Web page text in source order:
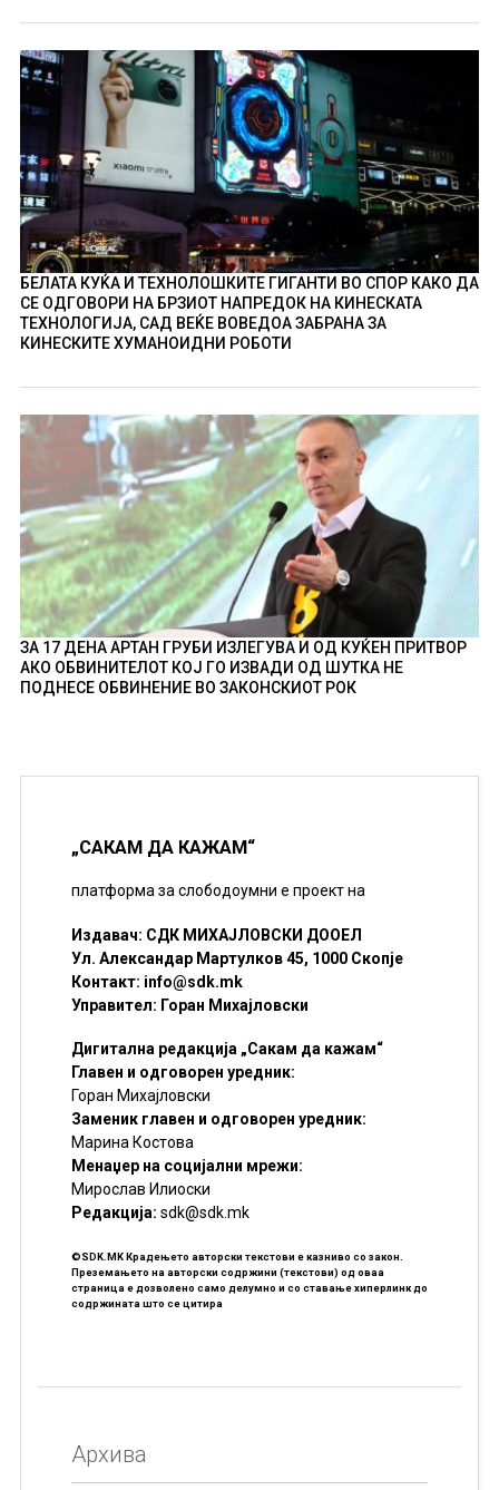
БЕЛАТА КУЌА И ТЕХНОЛОШКИТЕ ГИГАНТИ ВО СПОР КАКО ДА
СЕ ОДГОВОРИ НА БРЗИОТ НАПРЕДОК НА КИНЕСКАТА
ТЕХНОЛОГИЈА, САД ВЕЌЕ ВОВЕДОА ЗАБРАНА ЗА
КИНЕСКИТЕ ХУМАНОИДНИ РОБОТИ
ЗА 17 ДЕНА АРТАН ГРУБИ ИЗЛЕГУВА И ОД КУЌЕН ПРИТВОР
АКО ОБВИНИТЕЛОТ КОЈ ГО ИЗВАДИ ОД ШУТКА НЕ
ПОДНЕСЕ ОБВИНЕНИЕ ВО ЗАКОНСКИОТ РОК
„САКАМ ДА КАЖАМ“
платформа за слободоумни е проект на
Издавач: СДК МИХАЈЛОВСКИ ДООЕЛ
Ул. Александар Мартулков 45, 1000 Скопје
Контакт: info@sdk.mk
Управител: Горан Михајловски
Дигитална редакција „Сакам да кажам“
Главен и одговорен уредник:
Горан Михајловски
Заменик главен и одговорен уредник:
Марина Костова
Менаџер на социјални мрежи:
Мирослав Илиоски
Редакцијa: sdk@sdk.mk
©SDK.MK Крадењето авторски текстови е казниво со закон.
Преземањето на авторски содржини (текстови) од оваа
страница е дозволено само делумно и со ставање хиперлинк до
содржината што се цитира
Архива